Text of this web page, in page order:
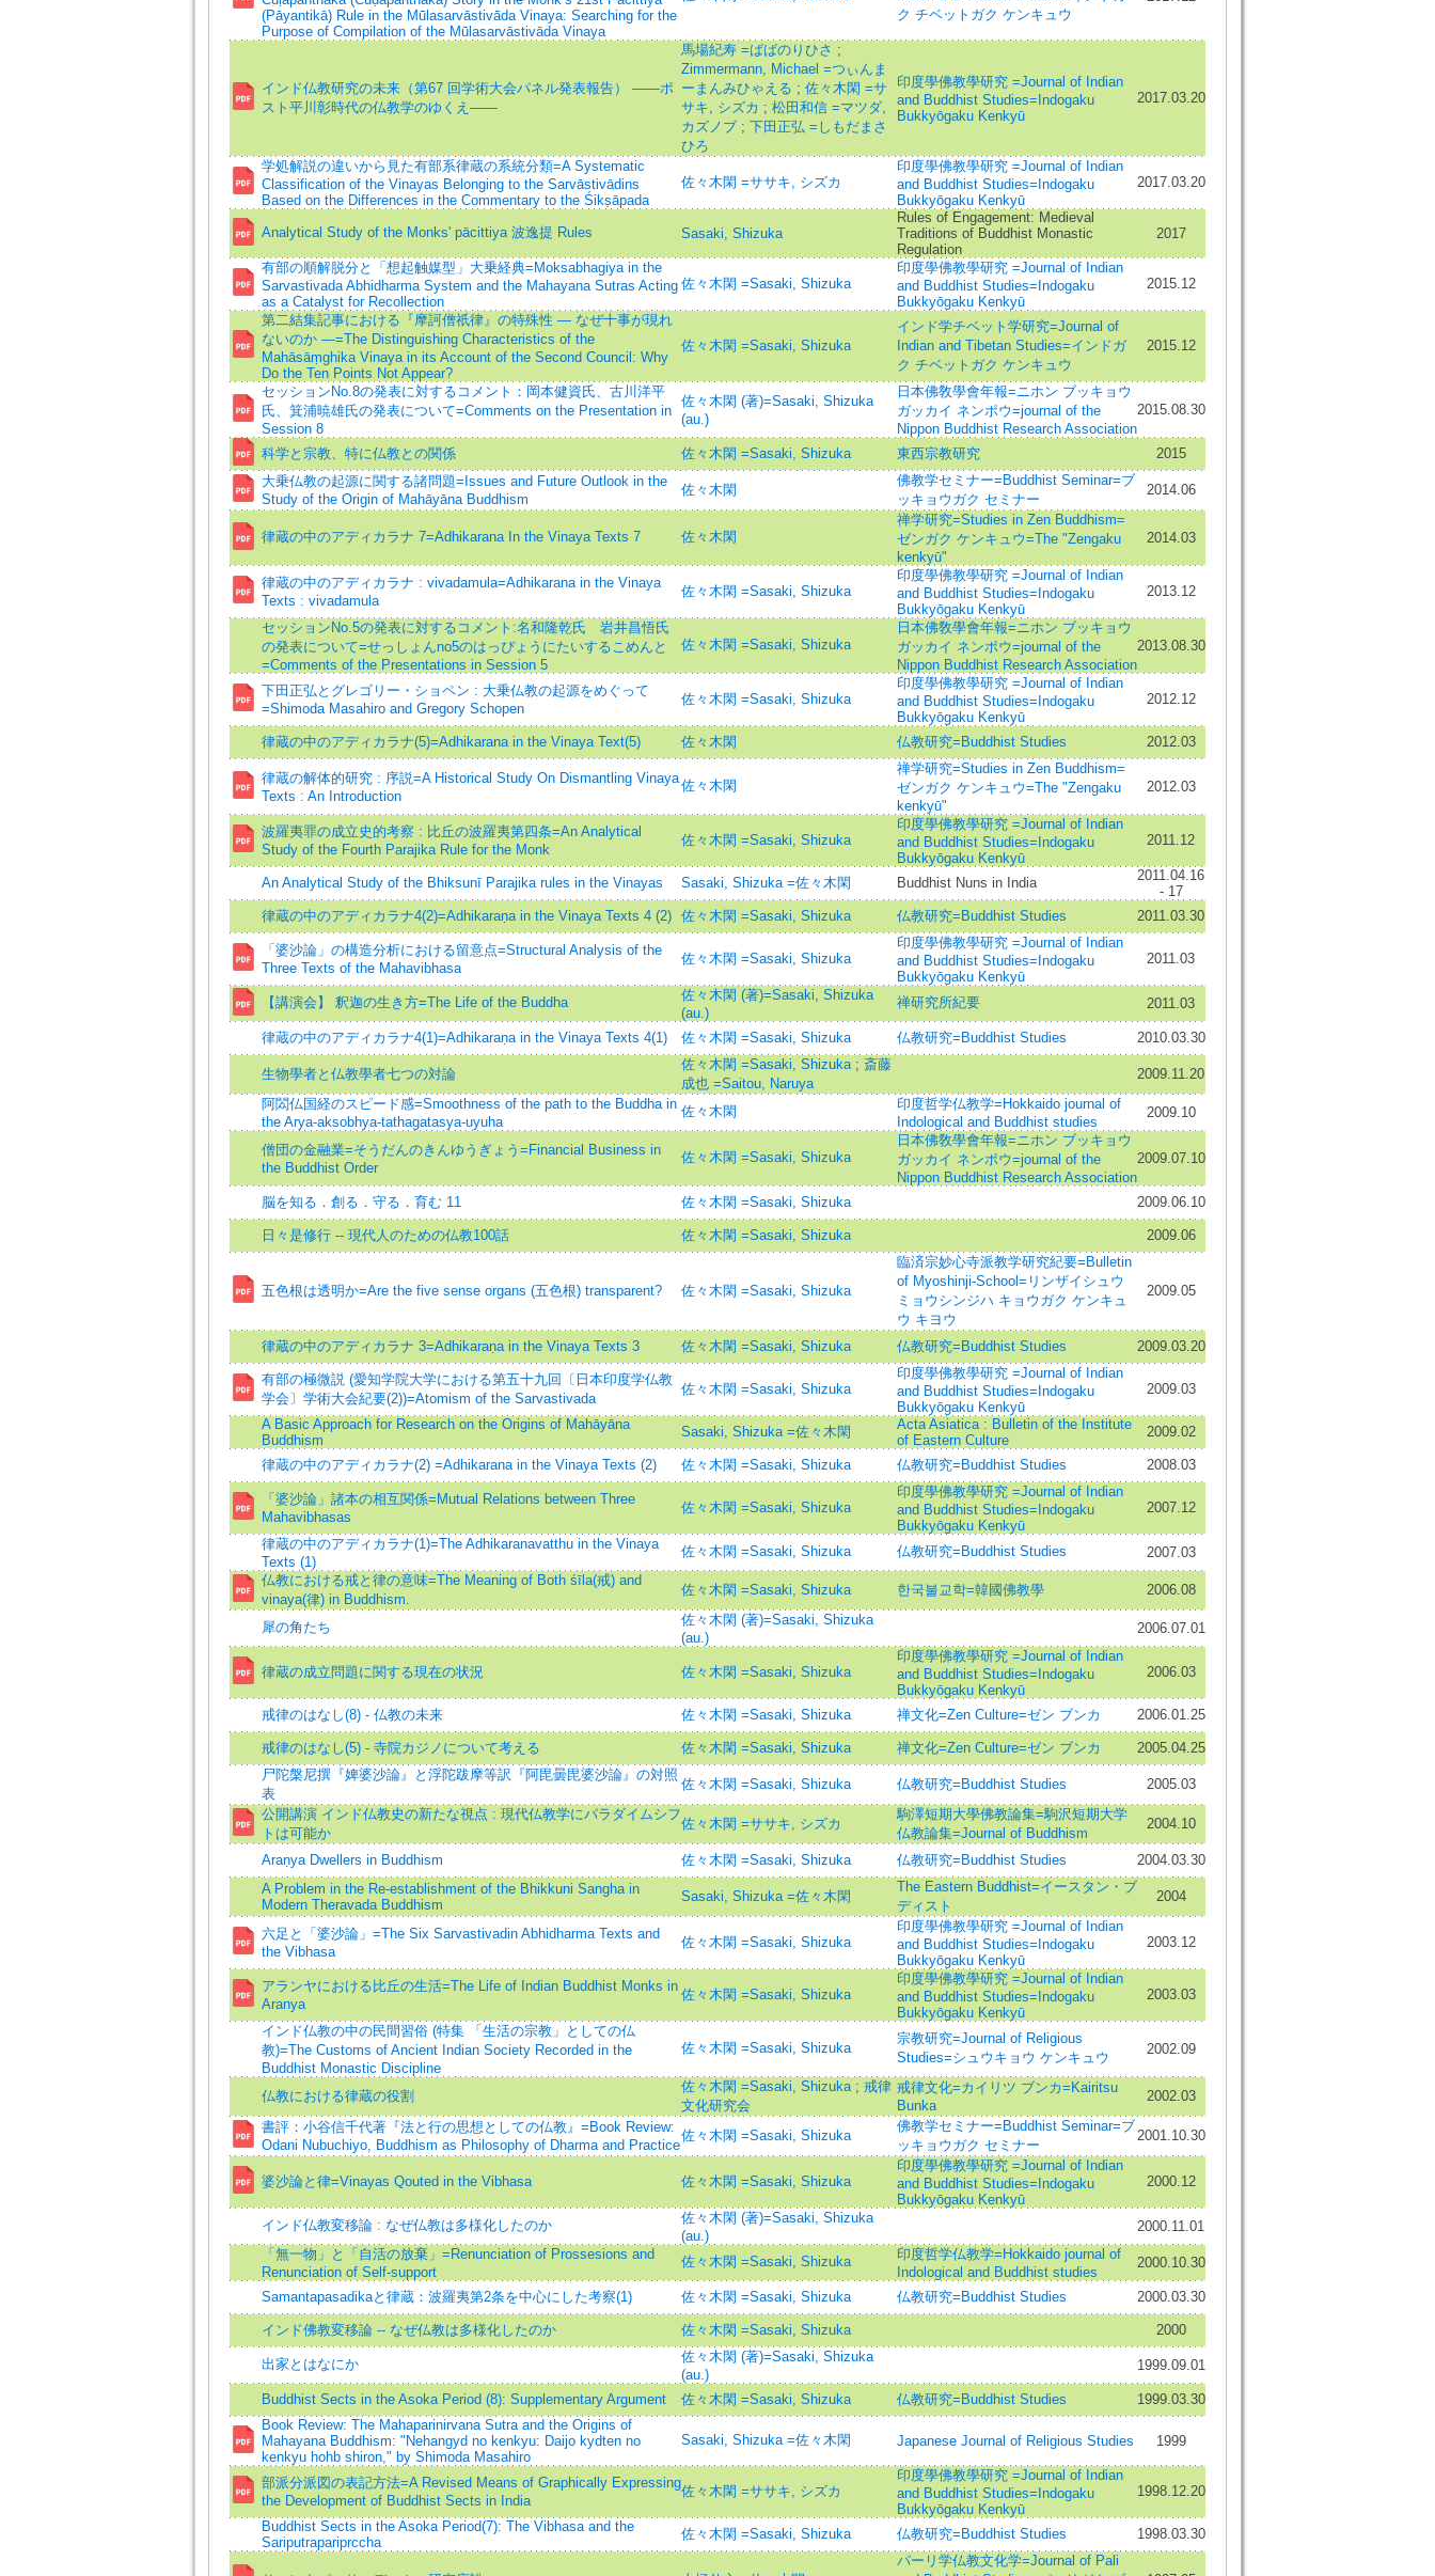
(Pāyantikā) Rule in the Mū̄lasarvāstivā̄da Vinaya: Searching for the
Purpose of Compilation of the Mū̄lasarvāstivāda Vinaya
ク チベットガク ケンキュウ
インド仏教研究の未来（第67 回学術大会パネル発表報告） ――ポ
スト平川彰時代の仏教学のゆくえ――
馬場紀寿 =ばばのりひさ ;
Zimmermann, Michael =つぃんま
ーまんみひゃえる ; 佐々木閑 =サ
サキ, シズカ ; 松田和信 =マツダ,
カズノブ ; 下田正弘 =しもだまさ
ひろ
印度學佛教學研究 =Journal of Indian
and Buddhist Studies=Indogaku
Bukkyōgaku Kenkyū
2017.03.20
学処解説の違いから見た有部系律蔵の系統分類=A Systematic
Classification of the Vinayas Belonging to the Sarvāstivādins
Based on the Differences in the Commentary to the Śikṣāpada
佐々木閑 =ササキ, シズカ
印度學佛教學研究 =Journal of Indian
and Buddhist Studies=Indogaku
Bukkyōgaku Kenkyū
2017.03.20
Analytical Study of the Monks' pācittiya 波逸提 Rules Sasaki, Shizuka
Rules of Engagement: Medieval
Traditions of Buddhist Monastic
Regulation
2017
有部の順解脱分と「想起触媒型」大乗経典=Moksabhagiya in the
Sarvastivada Abhidharma System and the Mahayana Sutras Acting
as a Catalyst for Recollection
佐々木閑 =Sasaki, Shizuka
印度學佛教學研究 =Journal of Indian
and Buddhist Studies=Indogaku
Bukkyōgaku Kenkyū
2015.12
第二結集記事における『摩訶僧祇律』の特殊性 — なぜ十事が現れ
ないのか —=The Distinguishing Characteristics of the
Mahāsāṃghika Vinaya in its Account of the Second Council: Why
Do the Ten Points Not Appear?
佐々木閑 =Sasaki, Shizuka
インド学チベット学研究=Journal of
Indian and Tibetan Studies=インドガ
ク チベットガク ケンキュウ
2015.12
セッションNo.8の発表に対するコメント：岡本健資氏、古川洋平
氏、箕浦暁雄氏の発表について=Comments on the Presentation in
Session 8
佐々木閑 (著)=Sasaki, Shizuka
(au.)
日本佛敎學會年報=ニホン ブッキョウ
ガッカイ ネンポウ=journal of the
Nippon Buddhist Research Association
2015.08.30
科学と宗教、特に仏教との関係 佐々木閑 =Sasaki, Shizuka 東西宗教研究
2015
大乗仏教の起源に関する諸問題=Issues and Future Outlook in the
Study of the Origin of Mahāyāna Buddhism
佐々木閑
佛教学セミナー=Buddhist Seminar=ブ
ッキョウガク セミナー
2014.06
律蔵の中のアディカラナ 7=Adhikarana In the Vinaya Texts 7 佐々木閑
禅学研究=Studies in Zen Buddhism=
ゼンガク ケンキュウ=The "Zengaku
kenkyū"
2014.03
律蔵の中のアディカラナ : vivadamula=Adhikarana in the Vinaya
Texts : vivadamula
佐々木閑 =Sasaki, Shizuka
印度學佛教學研究 =Journal of Indian
and Buddhist Studies=Indogaku
Bukkyōgaku Kenkyū
2013.12
セッションNo.5の発表に対するコメント:名和隆乾氏 岩井昌悟氏
の発表について=せっしょんno5のはっぴょうにたいするこめんと
=Comments of the Presentations in Session 5
佐々木閑 =Sasaki, Shizuka
日本佛敎學會年報=ニホン ブッキョウ
ガッカイ ネンポウ=journal of the
Nippon Buddhist Research Association
2013.08.30
下田正弘とグレゴリー・ショペン : 大乗仏教の起源をめぐって
=Shimoda Masahiro and Gregory Schopen
佐々木閑 =Sasaki, Shizuka
印度學佛教學研究 =Journal of Indian
and Buddhist Studies=Indogaku
Bukkyōgaku Kenkyū
2012.12
律蔵の中のアディカラナ(5)=Adhikarana in the Vinaya Text(5) 佐々木閑 仏教研究=Buddhist Studies 2012.03
律蔵の解体的研究 : 序説=A Historical Study On Dismantling Vinaya
Texts : An Introduction
佐々木閑
禅学研究=Studies in Zen Buddhism=
ゼンガク ケンキュウ=The "Zengaku
kenkyū"
2012.03
波羅夷罪の成立史的考察 : 比丘の波羅夷第四条=An Analytical
Study of the Fourth Parajika Rule for the Monk
佐々木閑 =Sasaki, Shizuka
印度學佛教學研究 =Journal of Indian
and Buddhist Studies=Indogaku
Bukkyōgaku Kenkyū
2011.12
An Analytical Study of the Bhiksunī Parajika rules in the Vinayas Sasaki, Shizuka =佐々木閑 Buddhist Nuns in India
2011.04.16
- 17
律蔵の中のアディカラナ4(2)=Adhikaraṇa in the Vinaya Texts 4 (2)
佐々木閑 =Sasaki, Shizuka 仏教研究=Buddhist Studies 2011.03.30
「婆沙論」の構造分析における留意点=Structural Analysis of the
Three Texts of the Mahavibhasa
佐々木閑 =Sasaki, Shizuka
印度學佛教學研究 =Journal of Indian
and Buddhist Studies=Indogaku
Bukkyōgaku Kenkyū
2011.03
【講演会】 釈迦の生き方=The Life of the Buddha
佐々木閑 (著)=Sasaki, Shizuka
(au.)
禅研究所紀要 2011.03
律蔵の中のアディカラナ4(1)=Adhikaraṇa in the Vinaya Texts 4(1) 佐々木閑 =Sasaki, Shizuka 仏教研究=Buddhist Studies 2010.03.30
生物學者と仏教學者七つの対論
佐々木閑 =Sasaki, Shizuka ; 斎藤
成也 =Saitou, Naruya
2009.11.20
阿閦仏国経のスピード感=Smoothness of the path to the Buddha in
the Arya-aksobhya-tathagatasya-uyuha
佐々木閑
印度哲学仏教学=Hokkaido journal of
Indological and Buddhist studies
2009.10
僧団の金融業=そうだんのきんゆうぎょう=Financial Business in
the Buddhist Order
佐々木閑 =Sasaki, Shizuka
日本佛敎學會年報=ニホン ブッキョウ
ガッカイ ネンポウ=journal of the
Nippon Buddhist Research Association
2009.07.10
脳を知る．創る．守る．育む 11 佐々木閑 =Sasaki, Shizuka 2009.06.10
日々是修行 -- 現代人のための仏教100話 佐々木閑 =Sasaki, Shizuka 2009.06
五色根は透明か=Are the five sense organs (五色根) transparent? 佐々木閑 =Sasaki, Shizuka
臨済宗妙心寺派教学研究紀要=Bulletin
of Myoshinji-School=リンザイシュウ
ミョウシンジハ キョウガク ケンキュ
ウ キヨウ
2009.05
律蔵の中のアディカラナ 3=Adhikaraṇa in the Vinaya Texts 3 佐々木閑 =Sasaki, Shizuka 仏教研究=Buddhist Studies 2009.03.20
有部の極微説 (愛知学院大学における第五十九回〔日本印度学仏教
学会〕学術大会紀要(2))=Atomism of the Sarvastivada
佐々木閑 =Sasaki, Shizuka
印度學佛教學研究 =Journal of Indian
and Buddhist Studies=Indogaku
Bukkyōgaku Kenkyū
2009.03
A Basic Approach for Research on the Origins of Mahāyāna
Buddhism
Sasaki, Shizuka =佐々木閑
Acta Asiatica : Bulletin of the Institute
of Eastern Culture
2009.02
律蔵の中のアディカラナ(2) =Adhikarana in the Vinaya Texts (2) 佐々木閑 =Sasaki, Shizuka 仏教研究=Buddhist Studies 2008.03
「婆沙論」諸本の相互関係=Mutual Relations between Three
Mahavibhasas
佐々木閑 =Sasaki, Shizuka
印度學佛教學研究 =Journal of Indian
and Buddhist Studies=Indogaku
Bukkyōgaku Kenkyū
2007.12
律蔵の中のアディカラナ(1)=The Adhikaranavatthu in the Vinaya
Texts (1)
佐々木閑 =Sasaki, Shizuka 仏教研究=Buddhist Studies
2007.03
仏教における戒と律の意味=The Meaning of Both śīla(戒) and
vinaya(律) in Buddhism.
佐々木閑 =Sasaki, Shizuka 한국불교학=韓國佛教學 2006.08
犀の角たち
佐々木閑 (著)=Sasaki, Shizuka
(au.)
2006.07.01
律蔵の成立問題に関する現在の状況 佐々木閑 =Sasaki, Shizuka
印度學佛教學研究 =Journal of Indian
and Buddhist Studies=Indogaku
Bukkyōgaku Kenkyū
2006.03
戒律のはなし(8) - 仏教の未来 佐々木閑 =Sasaki, Shizuka 禅文化=Zen Culture=ゼン ブンカ 2006.01.25
戒律のはなし(5) - 寺院カジノについて考える 佐々木閑 =Sasaki, Shizuka 禅文化=Zen Culture=ゼン ブンカ
2005.04.25
尸陀槃尼撰『婢婆沙論』と浮陀跋摩等訳『阿毘曇毘婆沙論』の対照
表
佐々木閑 =Sasaki, Shizuka 仏教研究=Buddhist Studies
2005.03
公開講演 インド仏教史の新たな視点 : 現代仏教学にパラダイムシフ
トは可能か
佐々木閑 =ササキ, シズカ
駒澤短期大學佛教論集=駒沢短期大学
仏教論集=Journal of Buddhism
2004.10
Araṇya Dwellers in Buddhism 佐々木閑 =Sasaki, Shizuka 仏教研究=Buddhist Studies
2004.03.30
A Problem in the Re-establishment of the Bhikkuni Sangha in
Modern Theravada Buddhism
Sasaki, Shizuka =佐々木閑
The Eastern Buddhist=イースタン・ブ
ディスト
2004
六足と「婆沙論」=The Six Sarvastivadin Abhidharma Texts and
the Vibhasa
佐々木閑 =Sasaki, Shizuka
印度學佛教學研究 =Journal of Indian
and Buddhist Studies=Indogaku
Bukkyōgaku Kenkyū
2003.12
アランヤにおける比丘の生活=The Life of Indian Buddhist Monks in
Aranya
佐々木閑 =Sasaki, Shizuka
印度學佛教學研究 =Journal of Indian
and Buddhist Studies=Indogaku
Bukkyōgaku Kenkyū
2003.03
インド仏教の中の民間習俗 (特集 「生活の宗教」としての仏
教)=The Customs of Ancient Indian Society Recorded in the
Buddhist Monastic Discipline
佐々木閑 =Sasaki, Shizuka
宗教研究=Journal of Religious
Studies=シュウキョウ ケンキュウ
2002.09
仏教における律蔵の役割
佐々木閑 =Sasaki, Shizuka ; 戒律
文化研究会
戒律文化=カイリツ ブンカ=Kairitsu
Bunka
2002.03
書評：小谷信千代著『法と行の思想としての仏教』=Book Review:
Odani Nubuchiyo, Buddhism as Philosophy of Dharma and Practice
佐々木閑 =Sasaki, Shizuka
佛教学セミナー=Buddhist Seminar=ブ
ッキョウガク セミナー
2001.10.30
婆沙論と律=Vinayas Qouted in the Vibhasa 佐々木閑 =Sasaki, Shizuka
印度學佛教學研究 =Journal of Indian
and Buddhist Studies=Indogaku
Bukkyōgaku Kenkyū
2000.12
インド仏教変移論 : なぜ仏教は多様化したのか
佐々木閑 (著)=Sasaki, Shizuka
(au.)
2000.11.01
「無一物」と「自活の放棄」=Renunciation of Prossesions and
Renunciation of Self-support
佐々木閑 =Sasaki, Shizuka
印度哲学仏教学=Hokkaido journal of
Indological and Buddhist studies
2000.10.30
Samantapasadikaと律蔵：波羅夷第2条を中心にした考察(1) 佐々木閑 =Sasaki, Shizuka 仏教研究=Buddhist Studies 2000.03.30
インド佛教変移論 -- なぜ仏教は多様化したのか 佐々木閑 =Sasaki, Shizuka 2000
出家とはなにか
佐々木閑 (著)=Sasaki, Shizuka
(au.)
1999.09.01
Buddhist Sects in the Asoka Period (8): Supplementary Argument 佐々木閑 =Sasaki, Shizuka 仏教研究=Buddhist Studies
1999.03.30
Book Review: The Mahaparinirvana Sutra and the Origins of
Mahayana Buddhism: "Nehangyd no kenkyu: Daijo kydten no
kenkyu hohb shiron," by Shimoda Masahiro
Sasaki, Shizuka =佐々木閑 Japanese Journal of Religious Studies 1999
部派分派図の表記方法=A Revised Means of Graphically Expressing
the Development of Buddhist Sects in India
佐々木閑 =ササキ, シズカ
印度學佛教學研究 =Journal of Indian
and Buddhist Studies=Indogaku
Bukkyōgaku Kenkyū
1998.12.20
Buddhist Sects in the Asoka Period(7): The Vibhasa and the
Sariputrapariprccha
佐々木閑 =Sasaki, Shizuka 仏教研究=Buddhist Studies 1998.03.30
パーリ学仏教文化学=Journal of Pali